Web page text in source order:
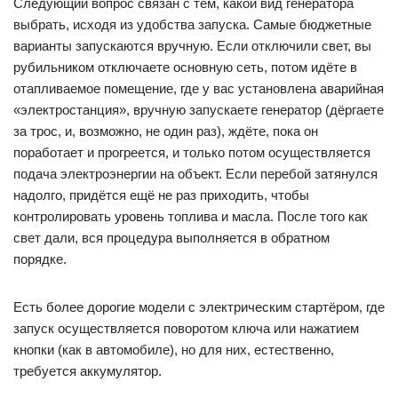
выбрать, исходя из удобства запуска. Самые бюджетные
варианты запускаются вручную. Если отключили свет, вы
рубильником отключаете основную сеть, потом идёте в
отапливаемое помещение, где у вас установлена аварийная
«электростанция», вручную запускаете генератор (дёргаете
за трос, и, возможно, не один раз), ждёте, пока он
поработает и прогреется, и только потом осуществляется
подача электроэнергии на объект. Если перебой затянулся
надолго, придётся ещё не раз приходить, чтобы
контролировать уровень топлива и масла. После того как
свет дали, вся процедура выполняется в обратном
порядке.
Есть более дорогие модели с электрическим стартёром, где
запуск осуществляется поворотом ключа или нажатием
кнопки (как в автомобиле), но для них, естественно,
требуется аккумулятор.